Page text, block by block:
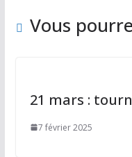
k
Vous
21 mars :
7 février 2025